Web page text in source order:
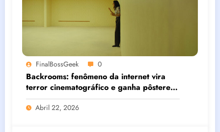
FinalBossGeek 0
Backrooms: fenômeno da internet vira
terror cinematográfico e ganha pôsteres
oficiais
Abril 22, 2026